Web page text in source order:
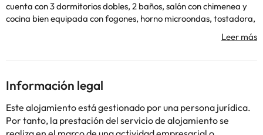
cuenta con 3 dormitorios dobles, 2 baños, salón con chimenea y
cocina bien equipada con fogones, horno microondas, tostadora,
ciclismo. El aeropuerto de Asturias queda a 25 km.
Informa a Casa Rural La Cuesta con antelación de tu hora
prevista de llegada. Para ello, puedes utilizar el apartado de
peticiones especiales al hacer la reserva o ponerte en contacto
directamente con el alojamiento. Los datos de contacto
Información legal
Este alojamiento está gestionado por una persona jurídica.
Por tanto, la prestación del servicio de alojamiento se